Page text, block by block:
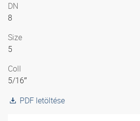
DN
8
Size
5
Coll
5/16″
PDF letöltése